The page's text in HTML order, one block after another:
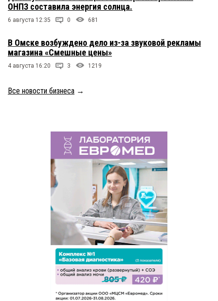
ОНПЗ составила энергия солнца.
6 августа 12:35 0 681
В Омске возбуждено дело из-за звуковой рекламы
магазина «Смешные цены»
4 августа 16:20 3 1219
Все новости бизнеса →